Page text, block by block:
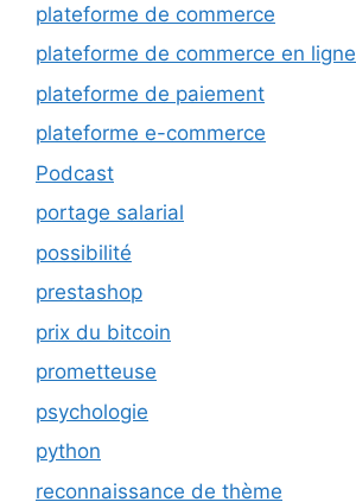
plateforme de commerce
plateforme de commerce en ligne
plateforme de paiement
plateforme e-commerce
Podcast
portage salarial
possibilité
prestashop
prix du bitcoin
prometteuse
psychologie
python
reconnaissance de thème